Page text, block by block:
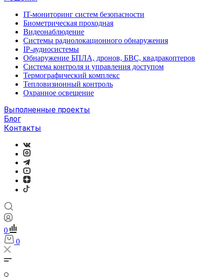
IT-мониторинг систем безопасности
Биометрическая проходная
Видеонаблюдение
Системы радиолокационного обнаружения
IP-аудиосистемы
Обнаружение БПЛА, дронов, БВС, квадракоптеров
Система контроля и управления доступом
Термографический комплекс
Тепловизионный контроль
Охранное освещение
Выполненные проекты
Блог
Контакты
0
0